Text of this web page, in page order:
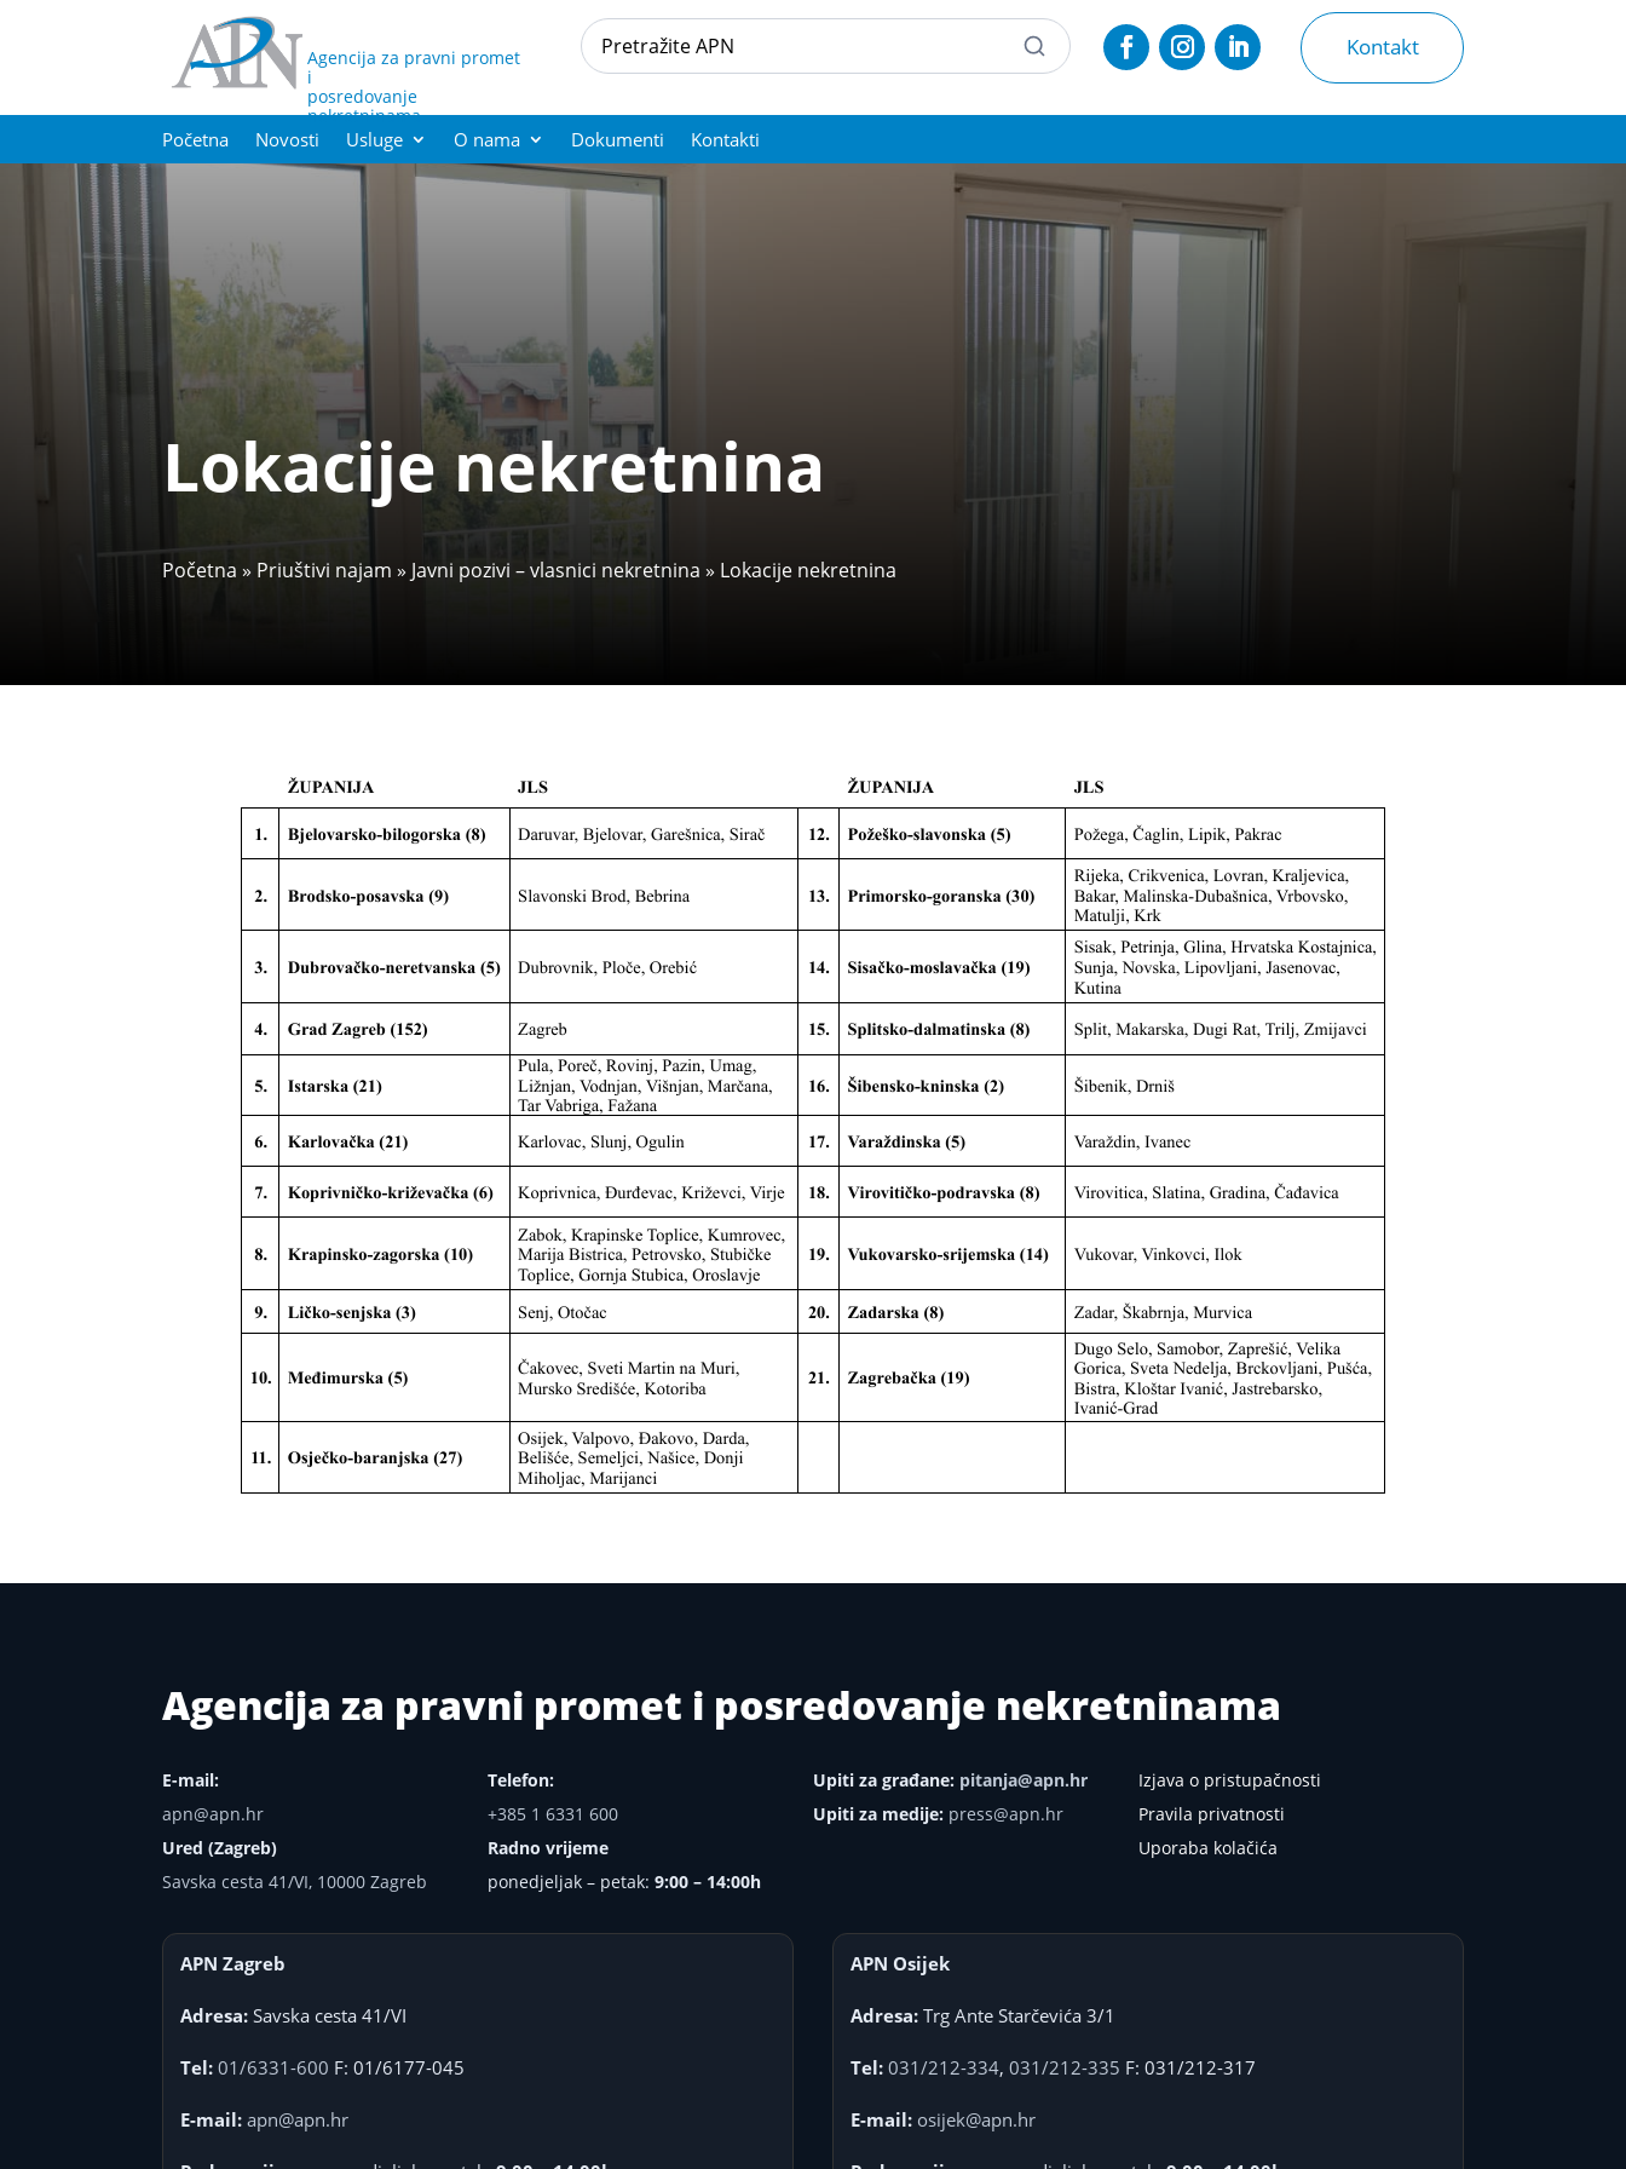
Agencija za pravni promet
i
posredovanje
nekretninama
Kontakt
Početna Novosti Usluge O nama Dokumenti Kontakti
Lokacije nekretnina
Početna » Priuštivi najam » Javni pozivi – vlasnici nekretnina » Lokacije nekretnina
Agencija za pravni promet i posredovanje nekretninama
E-mail:
apn@apn.hr
Ured (Zagreb)
Savska cesta 41/VI, 10000 Zagreb
Telefon:
+385 1 6331 600
Radno vrijeme
ponedjeljak – petak:9:00 – 14:00h
Upiti za građane: pitanja@apn.hr
Upiti za medije: press@apn.hr
Izjava o pristupačnosti
Pravila privatnosti
Uporaba kolačića
APN Zagreb
Adresa: Savska cesta 41/VI
Tel: 01/6331-600 F: 01/6177-045
E-mail: apn@apn.hr
APN Osijek
Adresa: Trg Ante Starčevića 3/1
Tel: 031/212-334,031/212-335 F: 031/212-317
E-mail: osijek@apn.hr